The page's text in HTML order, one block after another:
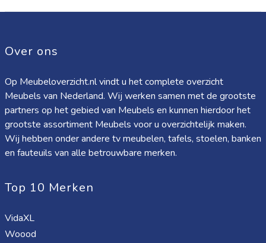
Over ons
Op Meubeloverzicht.nl vindt u het complete overzicht
Meubels van Nederland. Wij werken samen met de grootste
partners op het gebied van Meubels en kunnen hierdoor het
grootste assortiment Meubels voor u overzichtelijk maken.
Wij hebben onder andere tv meubelen, tafels, stoelen, banken
en fauteuils van alle betrouwbare merken.
Top 10 Merken
VidaXL
Woood